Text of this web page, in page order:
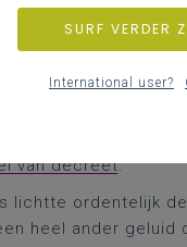
terug naar12 juli
dus, al
in kwestie. Nu
van decreet.
lichtte ordentelijk
heel ander
SURF VERDER
International user?